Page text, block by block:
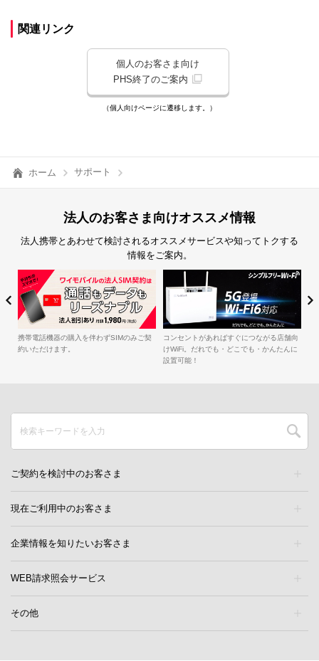
関連リンク
個人のお客さま向け
PHS終了のご案内
（個人向けページに遷移します。）
ホーム サポート
法人のお客さま向けオススメ情報
法人携帯とあわせて検討されるオススメサービスや知ってトクする
情報をご案内。
携帯電話機器の購入を伴わずSIMのみご契
約いただけます。
コンセントがあればすぐにつながる店舗向
けWiFi。だれでも・どこでも・かんたんに
設置可能！
ご契約を検討中のお客さま
現在ご利用中のお客さま
企業情報を知りたいお客さま
WEB請求照会サービス
その他